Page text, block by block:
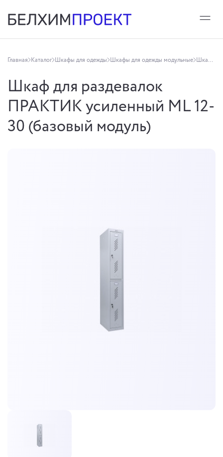
Главная Каталог Шкафы для одежды Шкафы для одежды модульные Шкаф для раздевалок ПРАКТИК усиленный ML 12-30 (базовый модуль)
Шкаф для раздевалок
ПРАКТИК усиленный ML 12-
30 (базовый модуль)